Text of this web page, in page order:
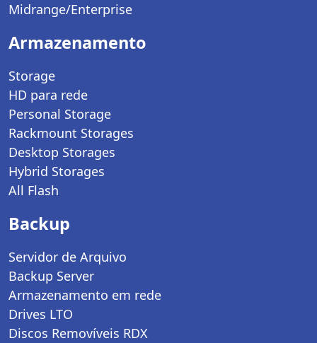
Midrange/Enterprise
Armazenamento
Storage
HD para rede
Personal Storage
Rackmount Storages
Desktop Storages
Hybrid Storages
All Flash
Backup
Servidor de Arquivo
Backup Server
Armazenamento em rede
Drives LTO
Discos Removíveis RDX